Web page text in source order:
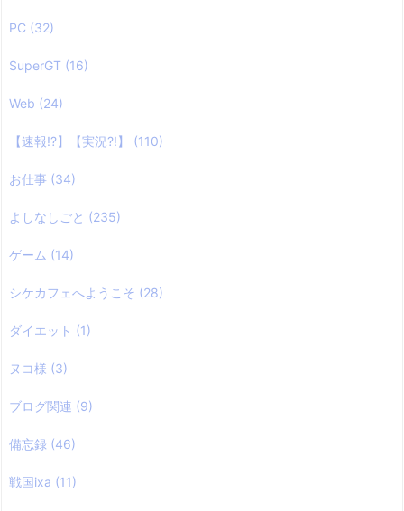
PC (32)
SuperGT (16)
Web (24)
【速報!?】【実況?!】 (110)
お仕事 (34)
よしなしごと (235)
ゲーム (14)
シケカフェへようこそ (28)
ダイエット (1)
ヌコ様 (3)
ブログ関連 (9)
備忘録 (46)
戦国ixa (11)